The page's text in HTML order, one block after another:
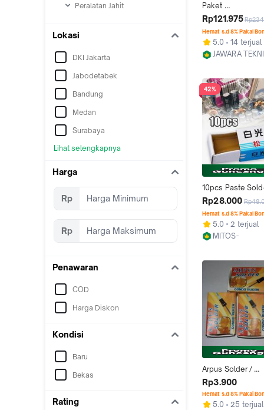
Peralatan Jahit
Lokasi
DKI Jakarta
Jabodetabek
Bandung
Medan
Surabaya
Lihat selengkapnya
Harga
Rp
Rp
Penawaran
COD
Harga Diskon
Kondisi
Baru
Bekas
Rating
Paket
a Perekat
TEKIRO 40-60 Wat
Bergaransi Resmi
TIDAK SESUAI
Rp121.975
Hemat s.d 8% Pakai
5.0
14 terjual
JAWARA
42%
10pcs Paste
High Purity
Timah Patri Kotak
Rp28.000
Hemat s.d 8% Pakai
5.0
2 terjual
MITOS-
Arpus Solder /
Gondorukem /
Pasta Solder
Rp3.900
Hemat s.d 8% Pakai
5.0
25 terjual